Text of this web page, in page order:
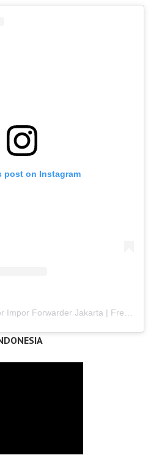
post on Instagram
A post shared by Ekspor Impor Forwarder Jakarta | Freight Forwarding Indonesia (@keenamid)